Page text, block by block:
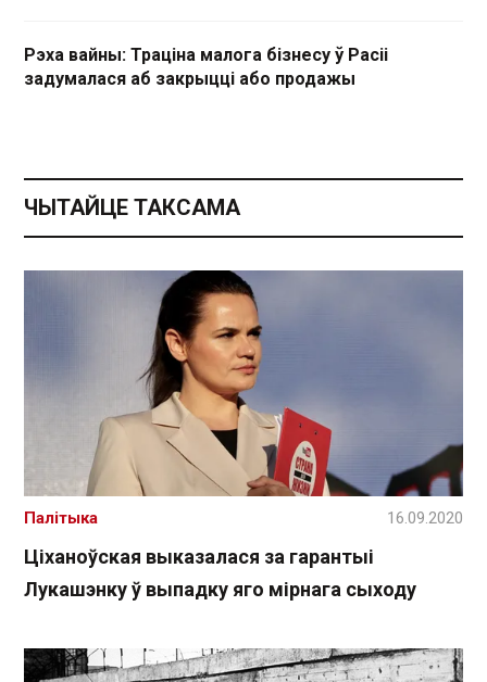
Рэха вайны: Траціна малога бізнесу ў Расіі
задумалася аб закрыцці або продажы
ЧЫТАЙЦЕ ТАКСАМА
Ціханоўская выказалася за гарантыі
Лукашэнку ў выпадку яго мірнага сыходу
Палітыка 16.09.2020